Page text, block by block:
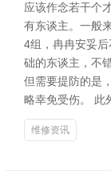
应该作念若干个
有东谈主。一般
4组，冉冉安妥
础的东谈主，不
但需要提防的是
略幸免受伤。 此
维修资讯